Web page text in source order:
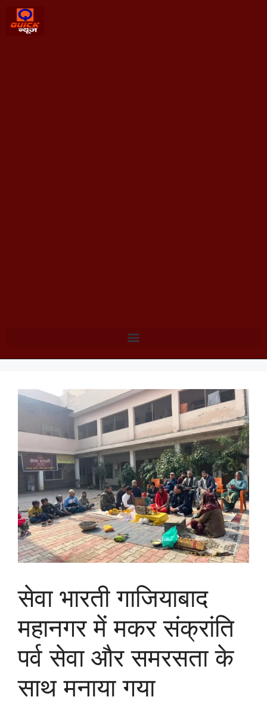
सेवा भारती गाजियाबाद
महानगर में मकर संक्रांति
पर्व सेवा और समरसता के
साथ मनाया गया